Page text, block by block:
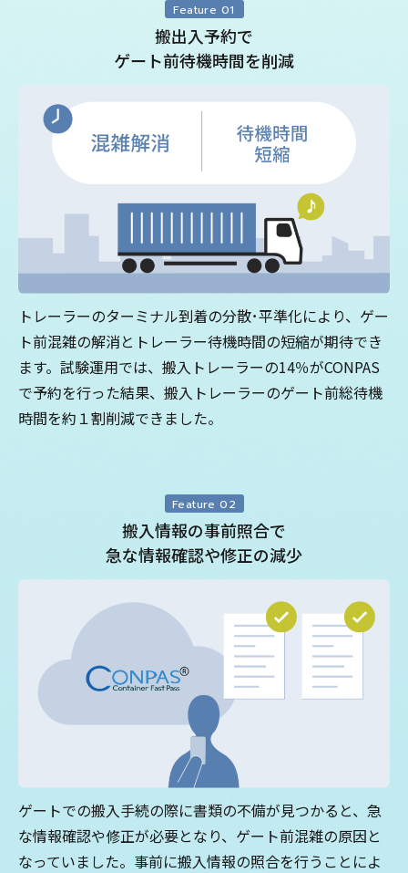
Feature 01
搬出入予約で
ゲート前待機時間を削減
トレーラーのターミナル到着の分散･平準化により、ゲー
ト前混雑の解消とトレーラー待機時間の短縮が期待でき
ます。試験運用では、搬入トレーラーの14％がCONPAS
で予約を行った結果、搬入トレーラーのゲート前総待機
時間を約１割削減できました。
Feature 02
搬入情報の事前照合で
急な情報確認や修正の減少
ゲートでの搬入手続の際に書類の不備が見つかると、急
な情報確認や修正が必要となり、ゲート前混雑の原因と
なっていました。事前に搬入情報の照合を行うことによ